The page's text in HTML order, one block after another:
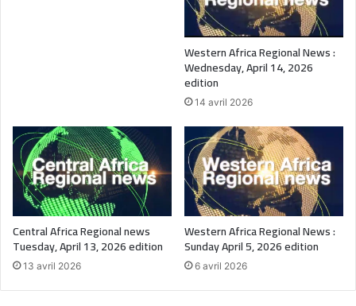
Western Africa Regional News :
Wednesday, April 14, 2026
edition
14 avril 2026
Central Africa Regional news
Tuesday, April 13, 2026 edition
13 avril 2026
Western Africa Regional News :
Sunday April 5, 2026 edition
6 avril 2026